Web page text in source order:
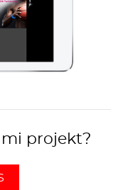
projekt?